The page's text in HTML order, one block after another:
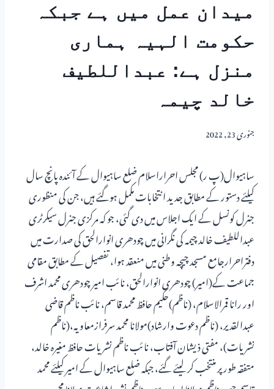
میدان عمل میں ہے جبکہ
حکومت الہیہ ہماری
منزل ہے: عبداللطیف
خالد چیمہ
جنوری 23, 2022
ساہیوال(پ ر) مجلس احراراسلام ضلع ساہیوال کے آئندہ پانچ سال
کیلئے دستور کے مطابق جدید انتخابات مکمل ہوگئے ہیں، جن کی منظوری
جنرل کونسل کے ایک اجلاس میں دی گئی، جو کہ مرکزی جنرل سیکرٹری
عبداللطیف خالد چیمہ کی نگرانی میں چودھری انوارالحق کی صدارت میں
دفتراحرارجامع مسجد چیچہ وطنی میں منعقد ہوا، تفصیل کے مطابق مقامی
جماعت کے(امیر) چودھری انوارالحق، نائب امیر چودھری محمد اشرف
اور رانا قمرالاسلام، (ناظم)حکیم حافظ محمد قاسم، نائب ناظم قاضی
عبدالقدیر، (ناظم دعوت وارشاد)مولانا محمد سرفرازمعاویہ،(ناظم
نشریات)، مفتی ذیشان آفتاب، نائب ناظم نشریات حافظ مغیرہ خالد،
متفقہ طور پر منتخب کر لیئے گئے، جبکہ ضلع ساہیوال کے امیر کیلئے محمد